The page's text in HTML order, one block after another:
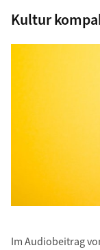
Kultur
Im Audiobeitrag